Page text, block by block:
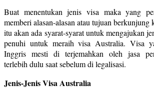
Buat menentukan jenis visa maka yang
memberi alasan-alasan atau tujuan berkunjung
itu akan ada syarat-syarat untuk mengajukan
penuhi untuk meraih visa Australia. Visa
Inggris mesti di terjemahkan oleh jasa
terlebih dulu saat sebelum di legalisasi.
Jenis-Jenis Visa Australia